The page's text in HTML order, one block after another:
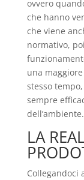
ovvero
che hanno
che viene
normativo,
una
stesso
sempre
dell’ambiente.
LA
Collegandoci